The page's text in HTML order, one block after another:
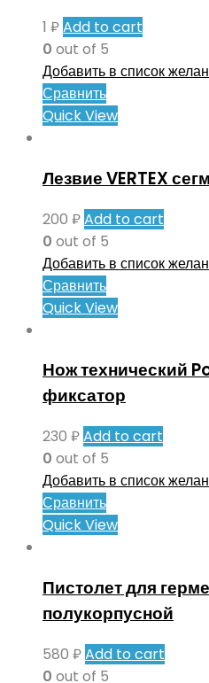
1 ₽Add to cart
0 out of 5
Добавить в список
Сравнить
Quick View
Лезвие VERTEX
200 ₽Add to cart
0 out of 5
Добавить в список
Сравнить
Quick View
Нож технический
фиксатор
230 ₽Add to cart
0 out of 5
Добавить в список
Сравнить
Quick View
Пистолет для
полукорпусной
580 ₽Add to cart
0 out of 5